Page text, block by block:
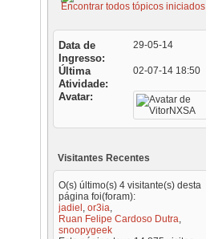
Encontrar todos tópicos iniciados
Data de
Ingresso
29-05-14
Última
Atividade
02-07-14 18:50
Avatar
Visitantes Recentes
O(s) último(s) 4 visitante(s) desta
página foi(foram):
jadiel , or3ia,
Ruan Felipe Cardoso Dutra,
snoopygeek